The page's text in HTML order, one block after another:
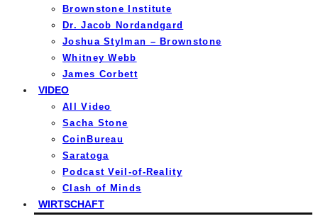
Brownstone Institute
Dr. Jacob Nordandgard
Joshua Stylman – Brownstone
Whitney Webb
James Corbett
VIDEO
All Video
Sacha Stone
CoinBureau
Saratoga
Podcast Veil-of-Reality
Clash of Minds
WIRTSCHAFT